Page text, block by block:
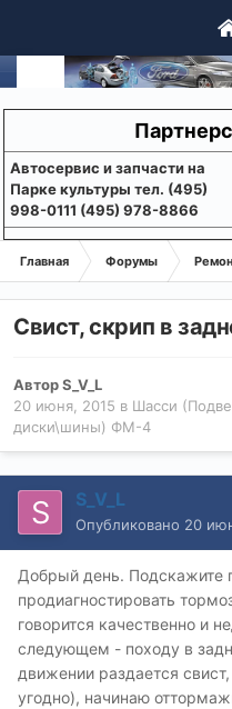
Aвтосервис и запчасти на
Парке культуры тел. (495)
998-0111 (495) 978-8866
Главная Форумы
Свист, скрип в
АвторS_V_L
20 июня, 2015 в Шасси
диски\шины) ФМ-4
S_V_L
Опубликовано 20
Добрый день. Подскажите
продиагностировать
говорится качественно и
следующем - походу в
движении раздается
угодно), начинаю